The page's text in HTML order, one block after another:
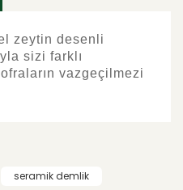
zeytin desenli
sizi farklı
vazgeçilmezi
Yaz
teşekkür ederiz.
seramik demlik